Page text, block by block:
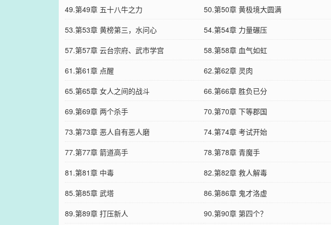
49.第49章 五十八牛之力
50.第50章 黄极境大圆满
53.第53章 黄榜第三，水问心
54.第54章 力量碾压
57.第57章 云台宗府、武市学宫
58.第58章 血气如虹
61.第61章 点醒
62.第62章 灵肉
65.第65章 女人之间的战斗
66.第66章 胜负已分
69.第69章 两个杀手
70.第70章 下等郡国
73.第73章 恶人自有恶人磨
74.第74章 考试开始
77.第77章 箭道高手
78.第78章 青魔手
81.第81章 中毒
82.第82章 救人解毒
85.第85章 武塔
86.第86章 鬼才洛虚
89.第89章 打压新人
90.第90章 第四个？